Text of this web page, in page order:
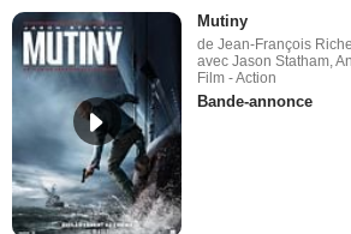
Mutiny
de Jean-François
avec Jason Statham,
Film - Action
Bande-annonce